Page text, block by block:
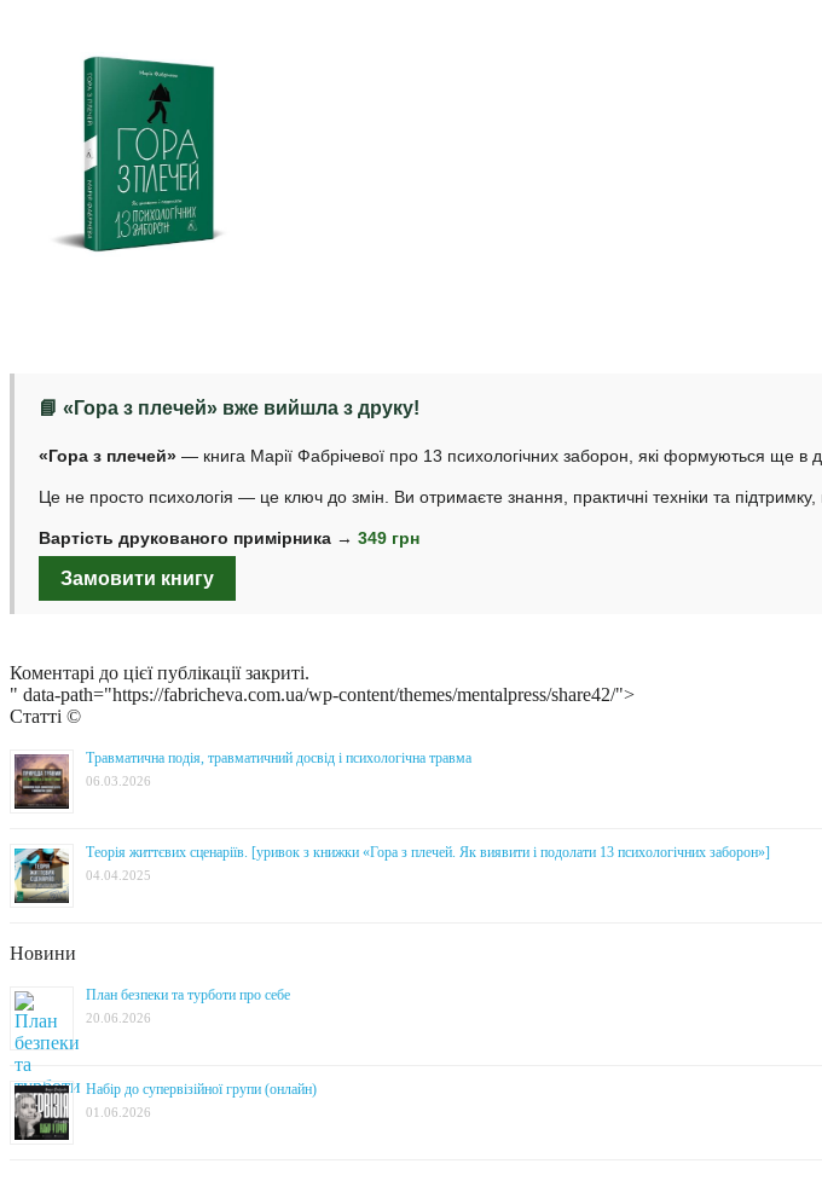
📘 «Гора з плечей» вже вийшла з друку!
«Гора з плечей» — книга Марії Фабрічевої про 13 психологічних заборон, які формуються ще в
Це не просто психологія — це ключ до змін. Ви отримаєте знання, практичні техніки та
Вартість друкованого примірника → 349 грн
Замовити книгу
Коментарі до цієї публікації закриті.
" data-path="https://fabricheva.com.ua/wp-content/themes/mentalpress/share42/">
Статті ©
Травматична подія, травматичний досвід і психологічна травма
06.03.2026
Теорія життєвих сценаріїв. [уривок з книжки «Гора з плечей. Як виявити і подолати 13 психологічних заборон»]
04.04.2025
Новини
План безпеки та турботи про себе
20.06.2026
Набір до супервізійної групи (онлайн)
01.06.2026